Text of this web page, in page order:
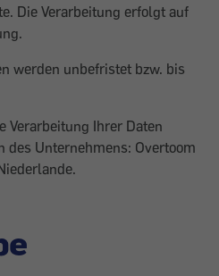
Die Verarbeitung erfolgt auf
werden unbefristet bzw. bis
Verarbeitung Ihrer Daten
des Unternehmens: Overtoom